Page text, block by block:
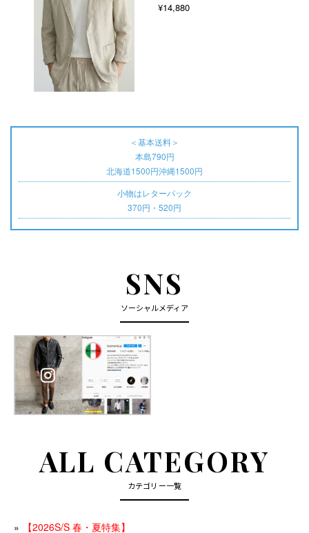
¥14,880
＜基本送料＞
本島790円
北海道1500円沖縄1500円
小物はレターパック
370円・520円
SNS
ソーシャルメディア
ALL CATEGORY
カテゴリー一覧
【2026S/S 春・夏特集】